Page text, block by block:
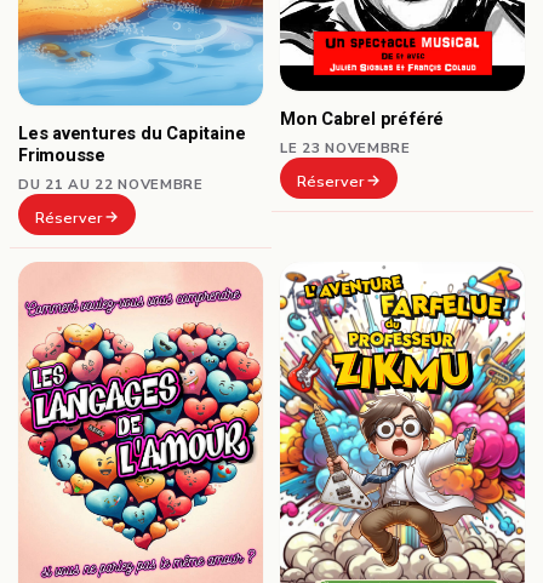
Les aventures du Capitaine
Frimousse
DU 21 AU 22 NOVEMBRE
Réserver
Mon Cabrel préféré
LE 23 NOVEMBRE
Réserver